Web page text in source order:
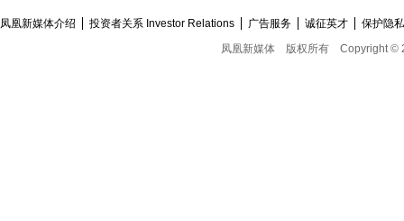
凤凰新媒体介绍 投资者关系 Investor Relations 广告服务 诚征英才
保护隐
凤凰新媒体
版权所有 Copyright ©